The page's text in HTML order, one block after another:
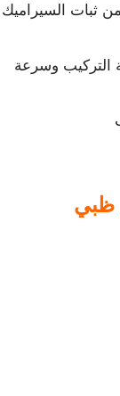
ثبات السيراميك
التركيب وسرعة
ظبي